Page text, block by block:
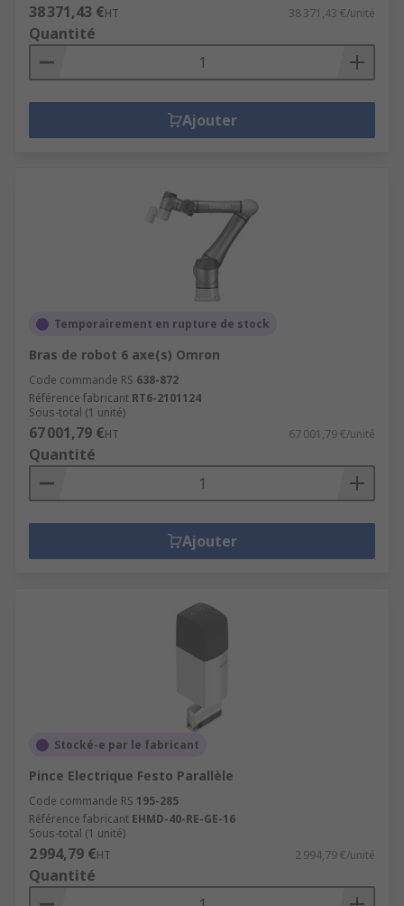
38 371,43 €HT 38 371,43 €/unité
Quantité
Ajouter
Temporairement en rupture de stock
Bras de robot 6 axe(s) Omron
Code commande RS 638-872
Référence fabricant RT6-2101124
Sous-total (1 unité)
67 001,79 €HT 67 001,79 €/unité
Quantité
Ajouter
Stocké-e par le fabricant
Pince Electrique Festo Parallèle
Code commande RS 195-285
Référence fabricant EHMD-40-RE-GE-16
Sous-total (1 unité)
2 994,79 €HT 2 994,79 €/unité
Quantité